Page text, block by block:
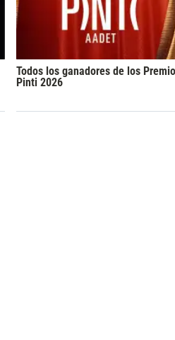
Todos los ganadores de los
Pinti 2026